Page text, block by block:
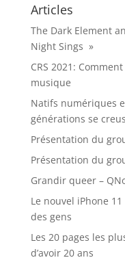
Articles
The Dark Element
Night Sings »
CRS 2021:
musique
Natifs numériques
générations se
Présentation du
Présentation du
Grandir queer –
Le nouvel iPhone
des gens
Les 20 pages les
d’avoir 20 ans